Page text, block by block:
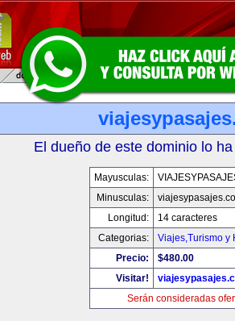
El dueño de este dominio lo
Mayusculas:
Minusculas:
Longitud:
14 caracteres
Categorias:
Viajes,Turismo y
Precio:
$480.00
Visitar!
Serán consideradas